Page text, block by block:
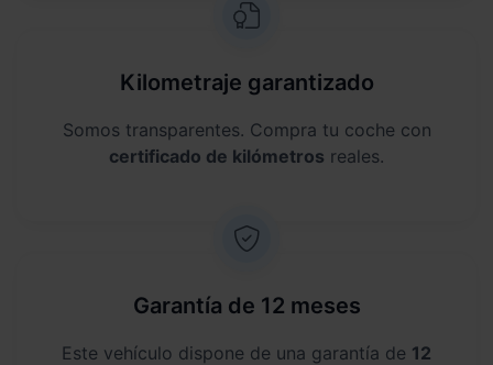
Kilometraje garantizado
Somos transparentes. Compra tu coche con
certificado de kilómetros reales.
Garantía de 12 meses
Este vehículo dispone de una garantía de 12